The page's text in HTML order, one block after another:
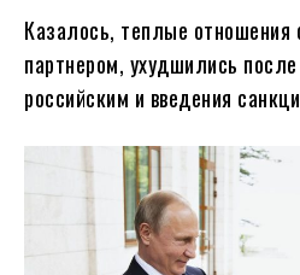
Казалось, теплые отношения
партнером, ухудшились
российским и введения